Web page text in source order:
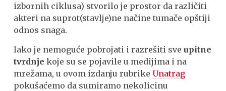
izbornih ciklusa) stvorilo je prostor da različiti
akteri na suprot(stavlje)ne načine tumače opštiji
odnos snaga.
Iako je nemoguće pobrojati i razrešiti sveupitne
tvrdnje koje su se pojavile u medijima i na
mrežama, u ovom izdanju rubrikeUnatrag
pokušaćemo da sumiramo nekolicinu